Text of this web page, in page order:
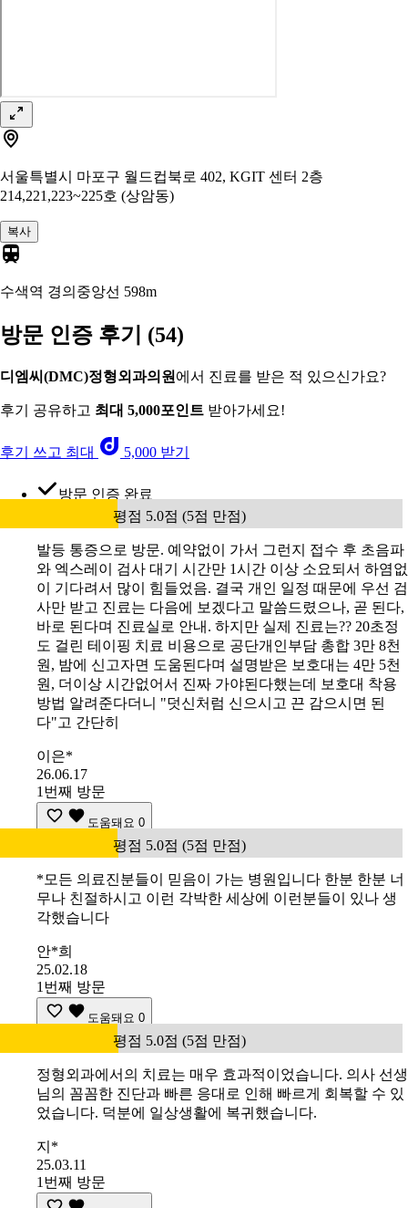
서울특별시 마포구 월드컵북로 402, KGIT 센터 2층
214,221,223~225호 (상암동)
복사
수색역 경의중앙선 598m
방문 인증 후기 (54)
디엠씨(DMC)정형외과의원 에서 진료를 받은 적 있으신가요?
후기 공유하고 최대 5,000포인트 받아가세요!
후기 쓰고 최대 5,000 받기
방문 인증 완료
평점 5.0점 (5점 만점)
발등 통증으로 방문. 예약없이 가서 그런지 접수 후 초음파
와 엑스레이 검사 대기 시간만 1시간 이상 소요되서 하염없
이 기다려서 많이 힘들었음. 결국 개인 일정 때문에 우선 검
사만 받고 진료는 다음에 보겠다고 말씀드렸으나, 곧 된다,
바로 된다며 진료실로 안내. 하지만 실제 진료는?? 20초정
도 걸린 테이핑 치료 비용으로 공단개인부담 총합 3만 8천
원, 밤에 신고자면 도움된다며 설명받은 보호대는 4만 5천
원, 더이상 시간없어서 진짜 가야된다했는데 보호대 착용
방법 알려준다더니 "덧신처럼 신으시고 끈 감으시면 된
다"고 간단히
이은*
26.06.17
1번째 방문
도움돼요 0
평점 5.0점 (5점 만점)
*모든 의료진분들이 믿음이 가는 병원입니다 한분 한분 너
무나 친절하시고 이런 각박한 세상에 이런분들이 있나 생
각했습니다
안*희
25.02.18
1번째 방문
도움돼요 0
평점 5.0점 (5점 만점)
정형외과에서의 치료는 매우 효과적이었습니다. 의사 선생
님의 꼼꼼한 진단과 빠른 응대로 인해 빠르게 회복할 수 있
었습니다. 덕분에 일상생활에 복귀했습니다.
지*
25.03.11
1번째 방문